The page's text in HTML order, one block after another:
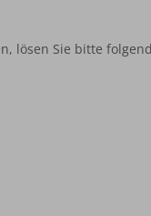
lösen Sie bitte